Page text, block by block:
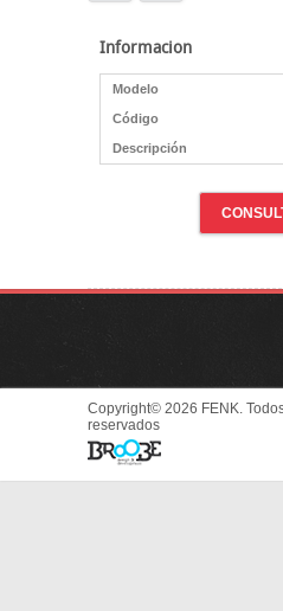
Informacion
Modelo
Código
Descripción
Copyright© 2026 FENK.
reservados